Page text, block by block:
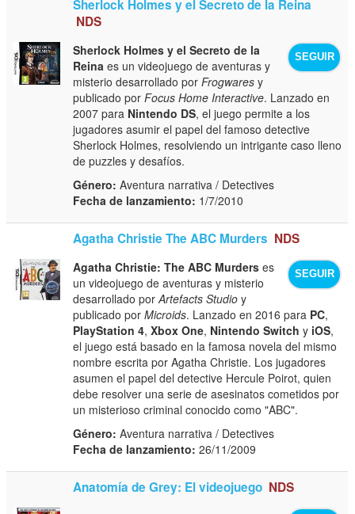
Sherlock Holmes y el Secreto de la Reina
NDS
SEGUIR
Sherlock Holmes y el Secreto de la
Reina es un videojuego de aventuras y
misterio desarrollado porFrogwares y
publicado porFocus Home Interactive. Lanzado en
2007 para Nintendo DS, el juego permite a los
jugadores asumir el papel del famoso detective
Sherlock Holmes, resolviendo un intrigante caso lleno
de puzzles y desafíos.
Género: Aventura narrativa / Detectives
Fecha de lanzamiento: 1/7/2010
Agatha Christie The ABC Murders NDS
SEGUIR
Agatha Christie: The ABC Murders es
un videojuego de aventuras y misterio
desarrollado porArtefacts Studio y
publicado porMicroids. Lanzado en 2016 para PC,
PlayStation 4,Xbox One, Nintendo Switch y iOS,
el juego está basado en la famosa novela del mismo
nombre escrita por Agatha Christie. Los jugadores
asumen el papel del detective Hercule Poirot, quien
debe resolver una serie de asesinatos cometidos por
un misterioso criminal conocido como "ABC".
Género: Aventura narrativa / Detectives
Fecha de lanzamiento: 26/11/2009
Anatomía de Grey: El videojuego NDS